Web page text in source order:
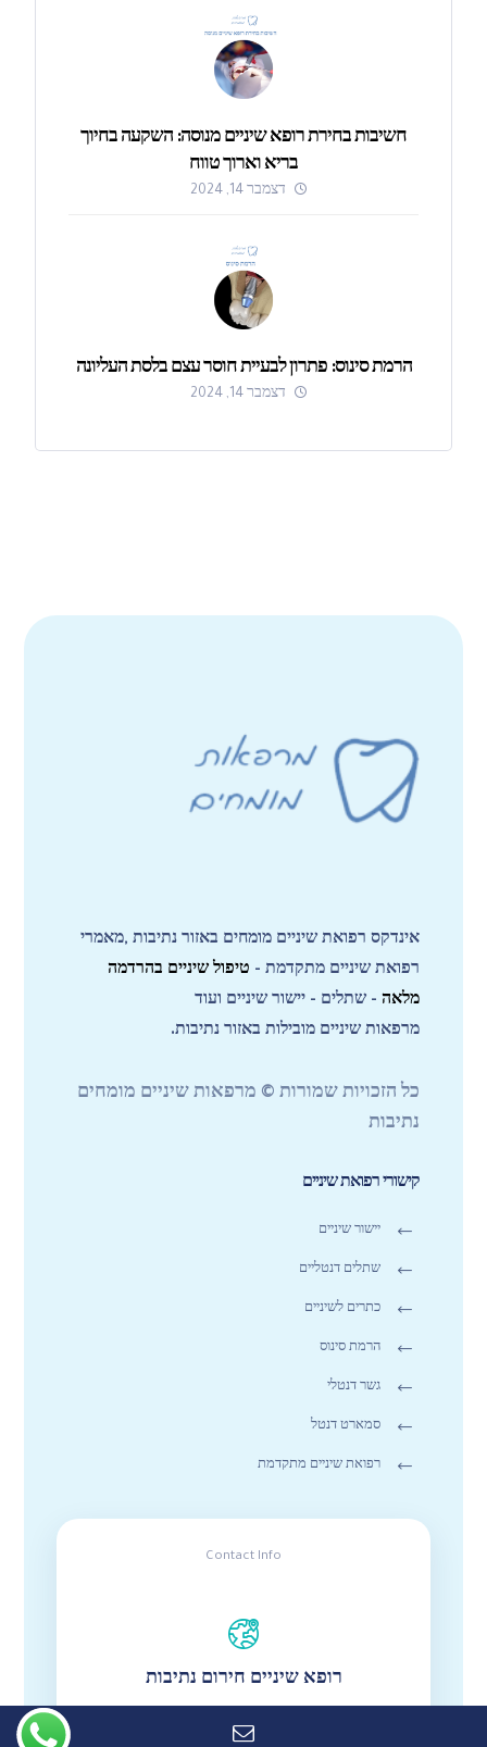
חשיבות בחירת רופא שיניים מנוסה: השקעה בחיוך
בריא וארוך טווח
דצמבר 14, 2024
הרמת סינוס: פתרון לבעיית חוסר עצם בלסת העליונה
דצמבר 14, 2024
אינדקס רפואת שיניים מומחים באזור נתיבות ,מאמרי
רפואת שיניים מתקדמת - טיפול שיניים בהרדמה
מלאה - שתלים - יישור שיניים ועוד
מרפאות שיניים מובילות באזור נתיבות.
כל הזכויות שמורות © מרפאות שיניים מומחים
נתיבות
קישורי רפואת שיניים
יישור שיניים
שתלים דנטליים
כתרים לשיניים
הרמת סינוס
גשר דנטלי
סמארט דנטל
רפואת שיניים מתקדמת
Contact Info
רופא שיניים חירום נתיבות